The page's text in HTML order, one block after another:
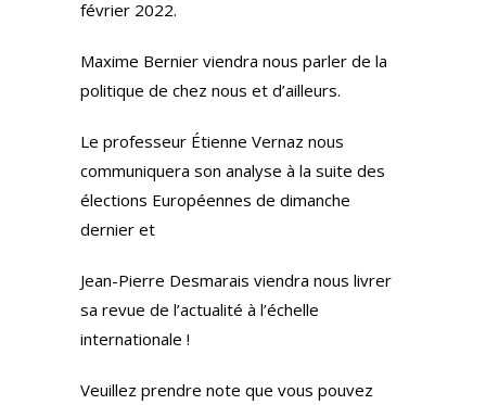
février 2022.
Maxime Bernier viendra nous parler de la
politique de chez nous et d’ailleurs.
Le professeur Étienne Vernaz nous
communiquera son analyse à la suite des
élections Européennes de dimanche
dernier et
Jean-Pierre Desmarais viendra nous livrer
sa revue de l’actualité à l’échelle
internationale !
Veuillez prendre note que vous pouvez